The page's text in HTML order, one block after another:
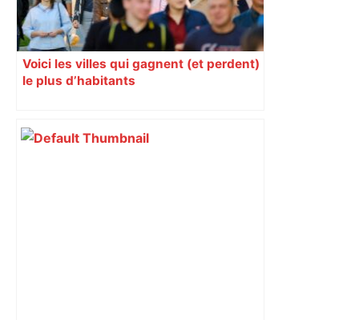
Voici les villes qui gagnent (et perdent)
le plus d’habitants